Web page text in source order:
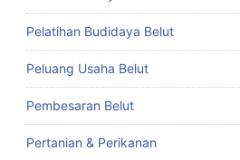
Pelatihan Budidaya Belut
Peluang Usaha Belut
Pembesaran Belut
Pertanian & Perikanan